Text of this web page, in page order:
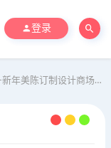
登录
美陈订制设计商场订制圣诞新年美陈方案